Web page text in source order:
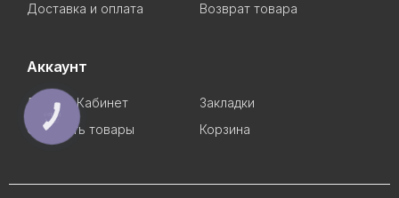
Доставка и оплата
Возврат товара
Аккаунт
Личный Кабинет
Закладки
Сравнить товары
Корзина
КНОПКА
СВЯЗИ